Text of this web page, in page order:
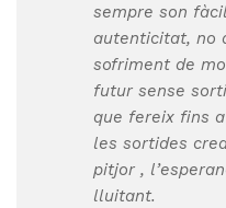
sempre son
autenticitat, no
sofriment de
futur sense
que fereix fins
les sortides
pitjor ,
lluitant.